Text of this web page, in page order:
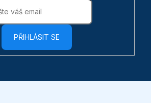
PŘIHLÁSIT SE